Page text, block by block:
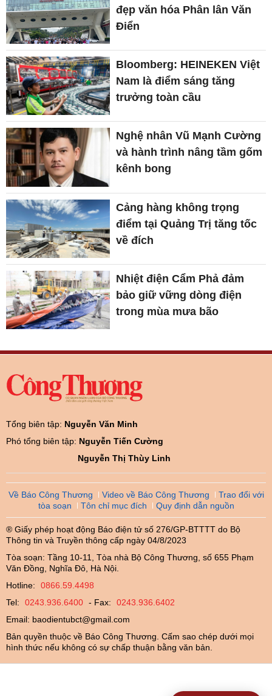
đẹp văn hóa Phân lân Văn
Điển
Bloomberg: HEINEKEN Việt
Nam là điểm sáng tăng
trưởng toàn cầu
Nghệ nhân Vũ Mạnh Cường
và hành trình nâng tầm gốm
kênh bong
Cảng hàng không trọng
điểm tại Quảng Trị tăng tốc
về đích
Nhiệt điện Cẩm Phả đảm
bảo giữ vững dòng điện
trong mùa mưa bão
Tổng biên tập: Nguyễn Văn Minh
Phó tổng biên tập: Nguyễn Tiến Cường
Nguyễn Thị Thùy Linh
Về Báo Công Thương Video về Báo Công Thương
Trao đổi với
tòa soạn
Tôn chỉ mục đích Quy định dẫn nguồn
® Giấy phép hoạt động Báo điện tử số 276/GP-BTTTT do Bộ
Thông tin và Truyền thông cấp ngày 04/8/2023
Tòa soạn: Tầng 10-11, Tòa nhà Bộ Công Thương, số 655 Phạm
Văn Đồng, Nghĩa Đô, Hà Nội.
Hotline:
0866.59.4498
Tel:
0243.936.6400 - Fax:
0243.936.6402
Email: baodientubct@gmail.com
Bản quyền thuộc về Báo Công Thương. Cấm sao chép dưới mọi
hình thức nếu không có sự chấp thuận bằng văn bản.